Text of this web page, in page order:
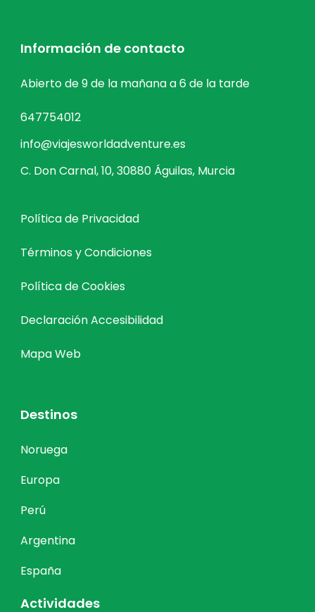
Información de contacto
Abierto de 9 de la mañana a 6 de la tarde
647754012
info@viajesworldadventure.es
C. Don Carnal, 10, 30880 Águilas, Murcia
Política de Privacidad
Términos y Condiciones
Política de Cookies
Declaración Accesibilidad
Mapa Web
Destinos
Noruega
Europa
Perú
Argentina
España
Actividades